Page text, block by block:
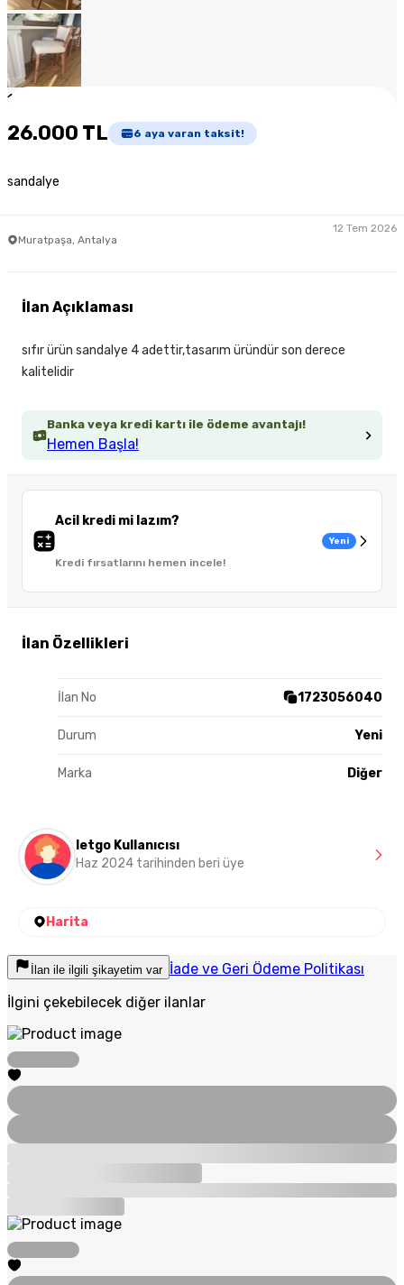
1
26.000 TL 6 aya varan taksit!
sandalye
Muratpaşa, Antalya
12 Tem 2026
Banka veya kredi kartı ile ödeme avantajı!
Hemen Başla!
Acil kredi mi lazım?
Kredi fırsatlarını hemen incele!
Yeni
İlan Özellikleri
İlan No 1723056040
Durum Yeni
Marka Diğer
İlan Açıklaması
sıfır ürün sandalye 4 adettir,tasarım üründür son derece
kalitelidir
letgo Kullanıcısı
Haz 2024 tarihinden beri üye
Harita
İlan ile ilgili şikayetim var İade ve Geri Ödeme Politikası
İlgini çekebilecek diğer ilanlar